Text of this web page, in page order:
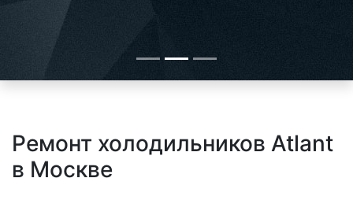
Ремонт холодильников Atlant
в Москве